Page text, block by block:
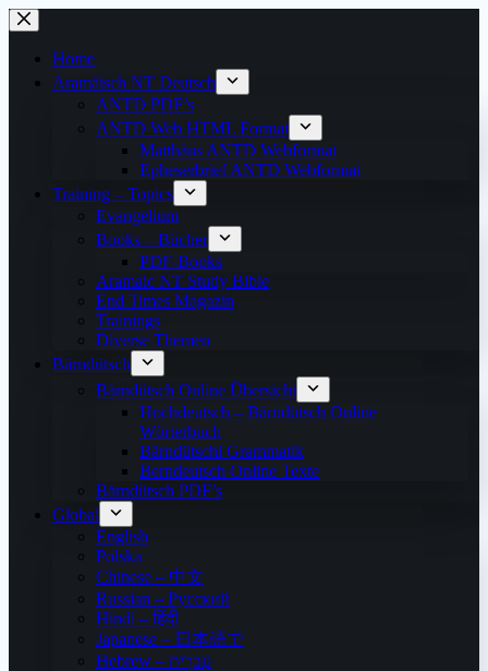
Skip
to
contentHome
Aramäisch NT Deutsch
ANTD PDF’s
ANTD Web HTML Format
Matthäus ANTD Webformat
Epheserbrief ANTD Webformat
Training – Topics
Evangelium
Books – Bücher
PDF-Books
Aramaic NT Study Bible
End Times Magazin
Trainings
Diverse Themen
Bärndütsch
Bärndütsch Online Übersicht
Hochdeutsch – Bärndütsch Online
Wörterbuch
Bärndütschi Grammatik
Berndeutsch Online Texte
Bärndütsch PDF’s
Global
English
Polska
Chinese – 中文
Russian – Русский
Hindi – हिंदी
Japanese – 日本語で
Hebrew – עִברִית